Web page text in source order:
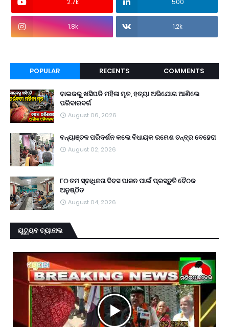
1.8k 1.2k
POPULAR RECENTS COMMENTS
ବାଇକରୁ ଖସିପଡି ମହିଳା ମୃତ, ହତ୍ୟା ଅଭିଯୋଗ ଆଣିଲେ
ପରିବାରବର୍ଗ
August 06, 2026
ବନ୍ୟାଞ୍ଚଳ ପରିଦର୍ଶନ କଲେ ବିଧାୟକ ରମେଶ ଚନ୍ଦ୍ର ବେହେରା
August 02, 2026
୮୦ ତମ ସ୍ବାଧିନତା ଦିବସ ପାଳନ ପାଇଁ ପ୍ରସ୍ତୁତି ବୈଠକ
ଅନୁଷ୍ଠିତ
August 04, 2026
ୟୁଟ୍ୟୁବ ଚ୍ୟାନାଲ